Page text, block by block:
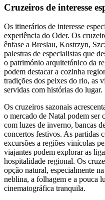
Cruzeiros de interesse
Os itinerários de interesse
experiência do Oder. Os
ênfase a Breslau, Kostrzyn,
palestras de especialistas que
o património arquitetónico da
podem destacar a cozinha
tradições dos peixes do rio, as
servidas com histórias do lugar.
Os cruzeiros sazonais
o mercado de Natal podem ser
com luzes de inverno, bancas
concertos festivos. As partidas
excursões a regiões vinícolas
viajantes podem explorar as
hospitalidade regional. Os
opção natural, especialmente
neblina, a folhagem e a pouca
cinematográfica tranquila.